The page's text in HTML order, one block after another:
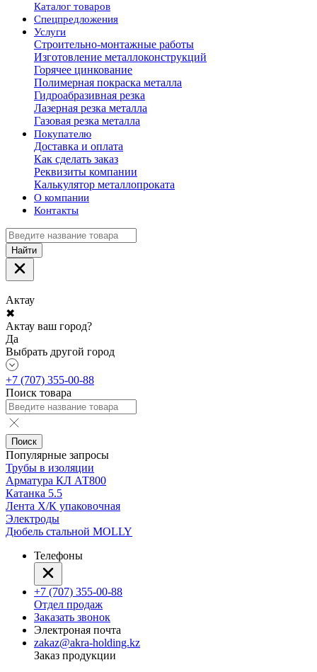
Каталог товаров
Спецпредложения
Услуги
Строительно-монтажные работы
Изготовление металлоконструкций
Горячее цинкование
Полимерная покраска металла
Гидроабразивная резка
Лазерная резка металла
Газовая резка металла
Покупателю
Доставка и оплата
Как сделать заказ
Реквизиты компании
Калькулятор металлопроката
О компании
Контакты
Найти
Актау
✖
Актау ваш город?
Да
Выбрать другой город
+7 (707) 355-00-88
Поиск товара
Поиск
Популярные запросы
Трубы в изоляции
Арматура КЛ АТ800
Катанка 5.5
Лента Х/К упаковочная
Электроды
Дюбель стальной MOLLY
Телефоны
+7 (707) 355-00-88
Отдел продаж
Заказать звонок
Электроная почта
zakaz@akra-holding.kz
Заказ продукции